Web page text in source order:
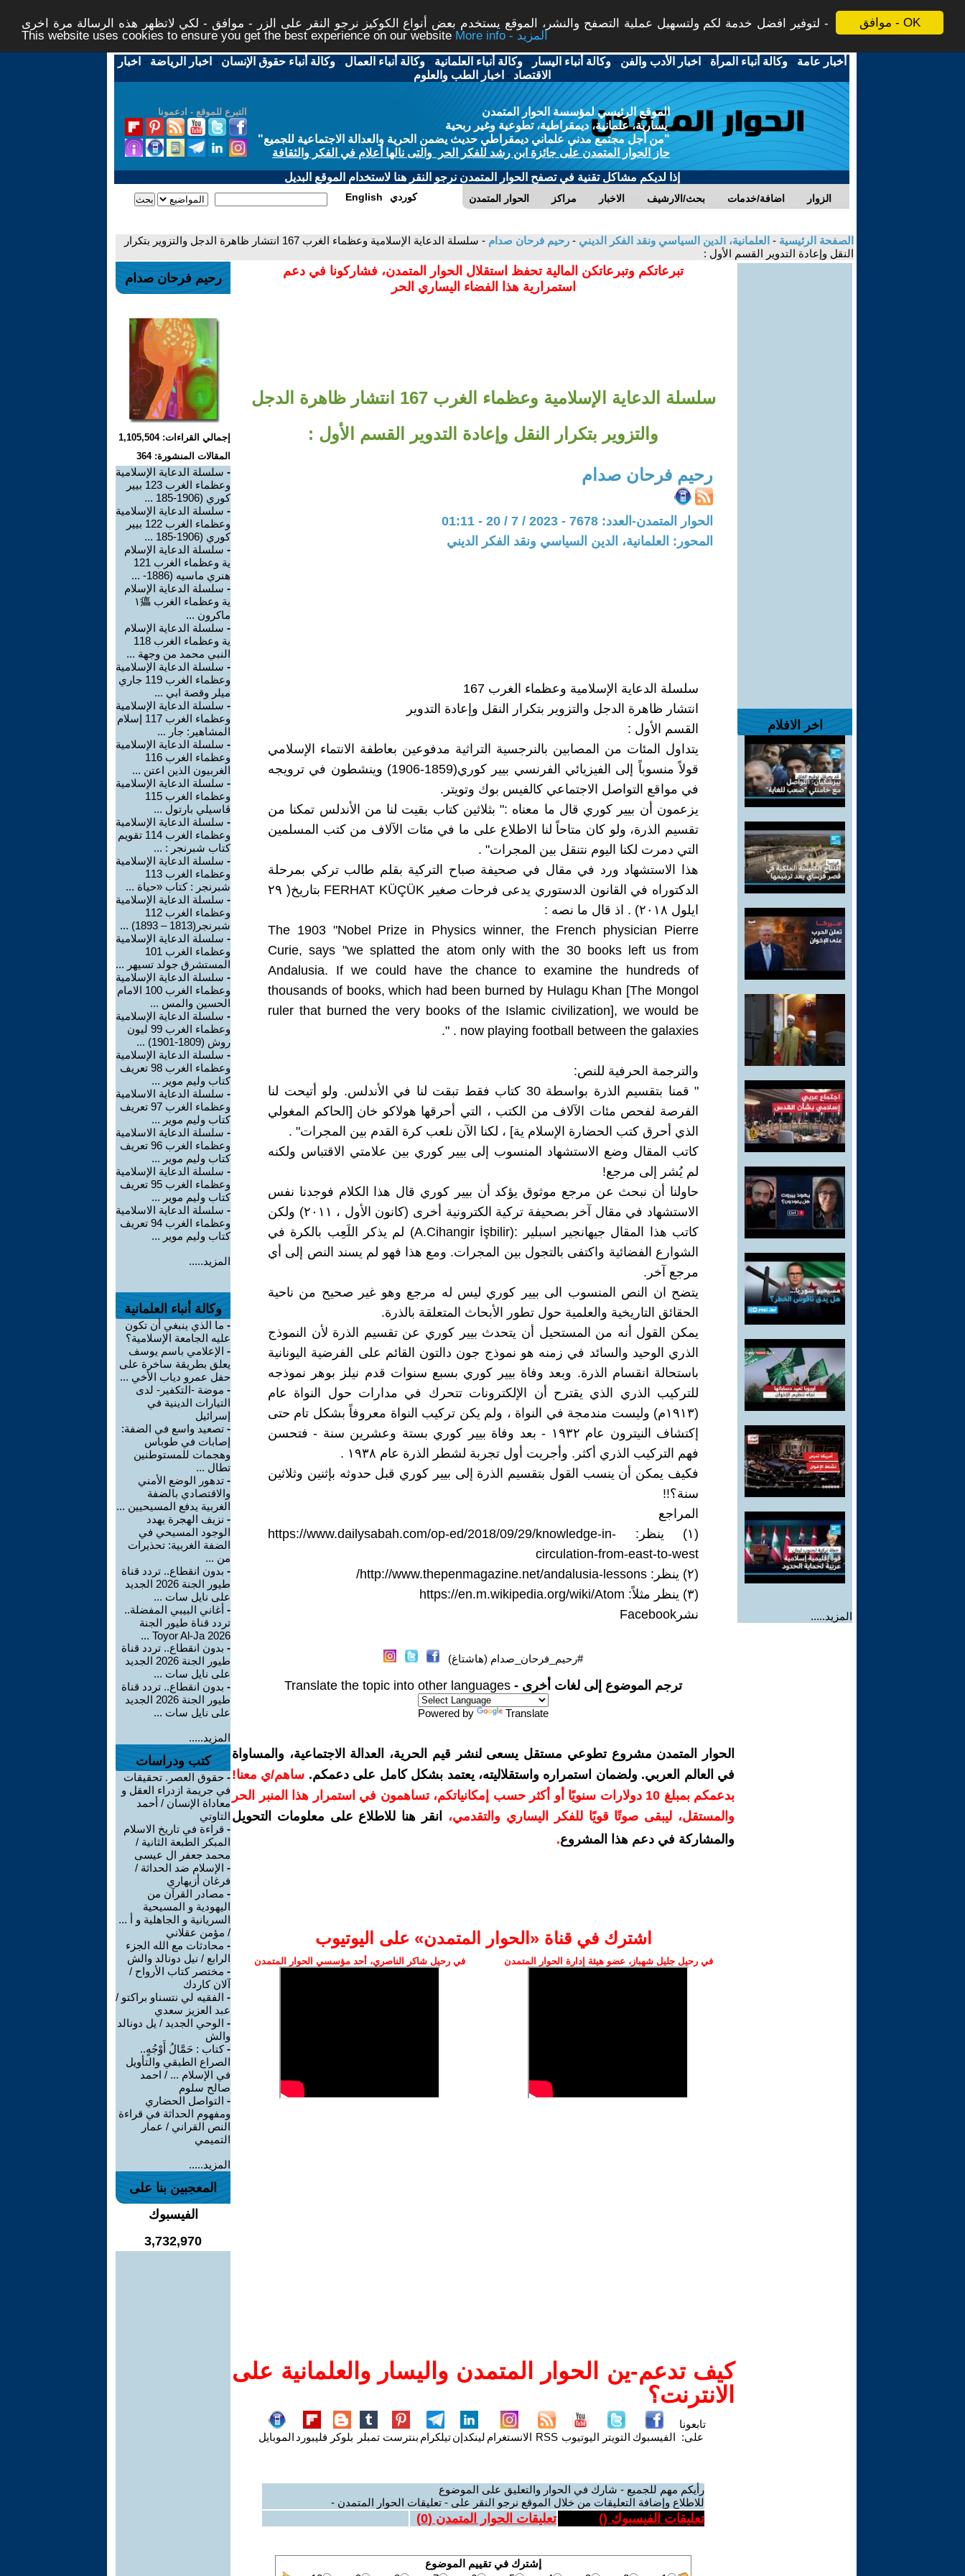
موافق - OK
لتوفير افضل خدمة لكم ولتسهيل عملية التصفح والنشر، الموقع يستخدم بعض أنواع الكوكيز نرجو النقر على الزر - موافق - لكي لاتظهر هذه الرسالة مرة اخرى -
This website uses cookies to ensure you get the best experience on our website
More info - المزيد
أخبار عامة -وكالة أنباء المرأة - اخبار الأدب والفن -وكالة أنباء اليسار -وكالة أنباء العلمانية -وكالة أنباء العمال -وكالة أنباء حقوق الإنسان - اخبار الرياضة - اخبار
الاقتصاد - اخبار الطب والعلوم
التبرع للموقع - ادعمونا
الموقع الرئيسي لمؤسسة الحوار المتمدن
يسارية، علمانية، ديمقراطية، تطوعية وغير ربحية
"من أجل مجتمع مدني علماني ديمقراطي حديث يضمن الحرية والعدالة الاجتماعية للجميع"
حاز الحوار المتمدن على جائزة ابن رشد للفكر الحر والتى نالها أعلام في الفكر والثقافة
إذا لديكم مشاكل تقنية في تصفح الحوار المتمدن نرجو النقر هنا لاستخدام الموقع البديل
الحوار المتمدن مراكز الاخبار بحث/الارشيف اضافة/خدمات الزوار English كوردي
الصفحة الرئيسية - العلمانية، الدين السياسي ونقد الفكر الديني - رحيم فرحان صدام
- سلسلة الدعاية الإسلامية وعظماء الغرب 167 انتشار ظاهرة الدجل والتزوير بتكرار
النقل وإعادة التدوير القسم الأول :
اخر الافلام
المزيد.....
تبرعاتكم وتبرعاتكن المالية تحفظ استقلال الحوار المتمدن، فشاركونا في دعم
استمرارية هذا الفضاء اليساري الحر
سلسلة الدعاية الإسلامية وعظماء الغرب 167 انتشار ظاهرة الدجل
والتزوير بتكرار النقل وإعادة التدوير القسم الأول :
رحيم فرحان صدام
الحوار المتمدن-العدد: 7678 - 2023 / 7 / 20 - 01:11
المحور: العلمانية، الدين السياسي ونقد الفكر الديني
سلسلة الدعاية الإسلامية وعظماء الغرب 167
انتشار ظاهرة الدجل والتزوير بتكرار النقل وإعادة التدوير
القسم الأول :
يتداول المئات من المصابين بالنرجسية التراثية مدفوعين بعاطفة الانتماء الإسلامي
قولاً منسوباً إلى الفيزيائي الفرنسي بيير كوري(1859-1906) وينشطون في ترويجه
في مواقع التواصل الاجتماعي كالفيس بوك وتويتر.
يزعمون أن بيير كوري قال ما معناه :" بثلاثين كتاب بقيت لنا من الأندلس تمكنا من
تقسيم الذرة، ولو كان متاحاً لنا الاطلاع على ما في مئات الآلاف من كتب المسلمين
التي دمرت لكنا اليوم نتنقل بين المجرات" .
هذا الاستشهاد ورد في مقال في صحيفة صباح التركية بقلم طالب تركي بمرحلة
الدكتوراه في القانون الدستوري يدعى فرحات صغير FERHAT KÜÇÜK بتاريخ( ٢٩
ايلول ٢٠١٨) . اذ قال ما نصه :
The 1903 "Nobel Prize in Physics winner, the French physician Pierre
Curie, says "we splatted the atom only with the 30 books left us from
Andalusia. If we could have the chance to examine the hundreds of
thousands of books, which had been burned by Hulagu Khan [The Mongol
ruler that burned the very books of the Islamic civilization], we would be
now playing football between the galaxies . ".
والترجمة الحرفية للنص:
" قمنا بتقسيم الذرة بواسطة 30 كتاب فقط تبقت لنا في الأندلس. ولو أتيحت لنا
الفرصة لفحص مئات الآلاف من الكتب ، التي أحرقها هولاكو خان [الحاكم المغولي
الذي أحرق كتب الحضارة الإسلام ية] ، لكنا الآن نلعب كرة القدم بين المجرات" .
كاتب المقال وضع الاستشهاد المنسوب إلى بيير كوري بين علامتي الاقتباس ولكنه
لم يُشر إلى مرجع!
حاولنا أن نبحث عن مرجع موثوق يؤكد أن بيير كوري قال هذا الكلام فوجدنا نفس
الاستشهاد في مقال آخر بصحيفة تركية الكترونية أخرى (كانون الأول ، ٢٠١١) ولكن
كاتب هذا المقال جيهانجير اسبلير :(A.Cihangir İşbilir) لم يذكر اللَعِب بالكرة في
الشوارع الفضائية واكتفى بالتجول بين المجرات. ومع هذا فهو لم يسند النص إلى أي
مرجع آخر.
يتضح ان النص المنسوب الى بيير كوري ليس له مرجع وهو غير صحيح من ناحية
الحقائق التاريخية والعلمية حول تطور الأبحاث المتعلقة بالذرة.
يمكن القول أنه من المستحيل أن يتحدث بيير كوري عن تقسيم الذرة لأن النموذج
الذري الوحيد والسائد في زمنه هو نموذج جون دالتون القائم على الفرضية اليونانية
باستحالة انقسام الذرة. وبعد وفاة بيير كوري بسبع سنوات قدم نيلز بوهر نموذجه
للتركيب الذري الذي يقترح أن الإلكترونات تتحرك في مدارات حول النواة عام
(١٩١٣م) وليست مندمجة في النواة ، ولم يكن تركيب النواة معروفاً بشكل تام حتى
إكتشاف النيترون عام ١٩٣٢ - بعد وفاة بيير كوري بستة وعشرين سنة - فتحسن
فهم التركيب الذري أكثر. وأجريت أول تجربة لشطر الذرة عام ١٩٣٨ .
فكيف يمكن أن ينسب القول بتقسيم الذرة إلى بيير كوري قبل حدوثه بإثنين وثلاثين
سنة؟!!
المراجع
(١) ينظر: https://www.dailysabah.com/op-ed/2018/09/29/knowledge-in-
circulation-from-east-to-west
(٢) ينظر: http://www.thepenmagazine.net/andalusia-lessons/
(٣) ينظر مثلاً: https://en.m.wikipedia.org/wiki/Atom
نشرFacebook
#رحيم_فرحان_صدام (هاشتاغ)
ترجم الموضوع إلى لغات أخرى - Translate the topic into other languages
Powered by Translate
الحوار المتمدن مشروع تطوعي مستقل يسعى لنشر قيم الحرية، العدالة الاجتماعية، والمساواة
في العالم العربي. ولضمان استمراره واستقلاليته، يعتمد بشكل كامل على دعمكم. ساهم/ي معنا!
بدعمكم بمبلغ 10 دولارات سنويًا أو أكثر حسب إمكانياتكم، تساهمون في استمرار هذا المنبر الحر
والمستقل، ليبقى صوتًا قويًا للفكر اليساري والتقدمي،
انقر هنا للاطلاع على معلومات التحويل
والمشاركة في دعم هذا المشروع.
اشترك في قناة ‫«الحوار المتمدن» على اليوتيوب
في رحيل جليل شهباز، عضو هيئة إدارة الحوار المتمدن في رحيل شاكر الناصري، أحد مؤسسي الحوار المتمدن
كيف تدعم-ين الحوار المتمدن واليسار والعلمانية على
الانترنت؟
تابعونا
على: الفيسبوك التويتر اليوتيوب RSS الانستغرام لينكدإنتيلكرام بنترست تمبلر بلوكر فليبورد الموبايل
رأيكم مهم للجميع - شارك في الحوار والتعليق على الموضوع
للاطلاع وإضافة التعليقات من خلال الموقع نرجو النقر على - تعليقات الحوار المتمدن -
تعليقات الفيسبوك () تعليقات الحوار المتمدن (0
)
رحيم فرحان صدام
إجمالي القراءات: 1,105,504
المقالات المنشورة: 364
- سلسلة الدعاية الإسلامية
وعظماء الغرب 123 بيير
كوري (1906-185 ...
- سلسلة الدعاية الإسلامية
وعظماء الغرب 122 بيير
كوري (1906-185 ...
- سلسلة الدعاية الإسلام
ية وعظماء الغرب 121
هنري ماسيه (1886- ...
- سلسلة الدعاية الإسلام
ية وعظماء الغرب ١㿔
ماكرون ...
- سلسلة الدعاية الإسلام
ية وعظماء الغرب 118
النبي محمد من وجهة ...
- سلسلة الدعاية الإسلامية
وعظماء الغرب 119 جاري
ميلر وقصة ابي ...
- سلسلة الدعاية الإسلامية
وعظماء الغرب 117 إسلام
المشاهير: جار ...
- سلسلة الدعاية الإسلامية
وعظماء الغرب 116
الغربيون الذين اعتن ...
- سلسلة الدعاية الإسلامية
وعظماء الغرب 115
ڤاسيلي بارتول ...
- سلسلة الدعاية الإسلامية
وعظماء الغرب 114 تقويم
كتاب شبرنجر : ...
- سلسلة الدعاية الإسلامية
وعظماء الغرب 113
شبرنجر : كتاب «حياة ...
- سلسلة الدعاية الإسلامية
وعظماء الغرب 112
شبرنجر(1813 – 1893) ...
- سلسلة الدعاية الإسلامية
وعظماء الغرب 101
المستشرق جولد تسيهر ...
- سلسلة الدعاية الإسلامية
وعظماء الغرب 100 الامام
الحسين والمس ...
- سلسلة الدعاية الإسلامية
وعظماء الغرب 99 ليون
روش (1809-1901) ...
- سلسلة الدعاية الإسلامية
وعظماء الغرب 98 تعريف
كتاب وليم موير ...
- سلسلة الدعاية الاسلامية
وعظماء الغرب 97 تعريف
كتاب وليم موير ...
- سلسلة الدعاية الاسلامية
وعظماء الغرب 96 تعريف
كتاب وليم موير ...
- سلسلة الدعاية الإسلامية
وعظماء الغرب 95 تعريف
كتاب وليم موير ...
- سلسلة الدعاية الاسلامية
وعظماء الغرب 94 تعريف
كتاب وليم موير ...
المزيد.....
وكالة أنباء العلمانية
- ما الذي ينبغي أن تكون
عليه الجامعة الإسلامية؟
- الإعلامي باسم يوسف
يعلق بطريقة ساخرة على
حفل عمرو دياب الأخي ...
- موضة -التكفير- لدى
التيارات الدينية في
إسرائيل
- تصعيد واسع في الضفة:
إصابات في طوباس
وهجمات للمستوطنين
تطال ...
- تدهور الوضع الأمني
والاقتصادي بالضفة
الغربية يدفع المسيحيين ...
- نزيف الهجرة يهدد
الوجود المسيحي في
الضفة الغربية: تحذيرات
من ...
- بدون انقطاع.. تردد قناة
طيور الجنة 2026 الجديد
على نايل سات ...
- أغاني البيبي المفضلة..
تردد قناة طيور الجنة
2026 Toyor Al-Ja ...
- بدون انقطاع.. تردد قناة
طيور الجنة 2026 الجديد
على نايل سات ...
- بدون انقطاع.. تردد قناة
طيور الجنة 2026 الجديد
على نايل سات ...
المزيد.....
كتب ودراسات
- حقوق العصر. تحقيقات
في جريمة ازدراء العقل و
معاداة الإنسان / أحمد
التاوتي
- قراءة في تاريخ الاسلام
المبكر الطبعة الثانية /
محمد جعفر ال عيسى
- الإسلام ضد الحداثة /
فرغان أزيهاري
- مصادر القرآن من
اليهودية و المسيحية
السريانية و الجاهلية و أ ...
/ مؤمن عقلاني
- محادثات مع الله الجزء
الرابع / نيل دونالد والش
- مختصر كتاب الأرواح /
آلان كاردك
- الفقيه لي نتسناو براكتو /
عبد العزيز سعدي
- الوحي الجديد / يل دونالد
والش
-كتاب : حَمَّالُ أَوْجُهٍ..
الصراع الطبقي والتأويل
في الإسلام ... / احمد
صالح سلوم
- التواصل الحضاري
ومفهوم الحداثة في قراءة
النص القراني / عمار
التميمي
المزيد.....
المعجبين بنا على
الفيسبوك
3,732,970